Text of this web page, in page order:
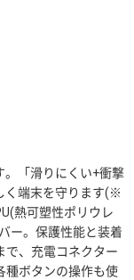
。「滑りにくい+衝撃
く端末を守ります(※
熱可塑性ポリウレ
ー。保護性能と装着
で、充電コネクター
種ボタンの操作も使